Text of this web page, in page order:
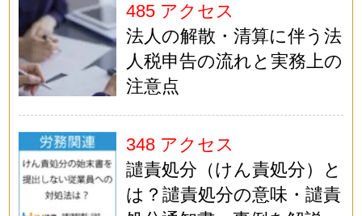
485 アクセス
法人の解散・清算に伴う法
人税申告の流れと実務上の
注意点
348 アクセス
譴責処分（けん責処分）と
は？譴責処分の意味・譴責